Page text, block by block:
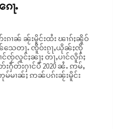
ႃႉ
ၵၢၼ် ၼႂ်းမိူင်းထႆး ၽၢၵ်ႈၼိူဝ်
သေတႃႉ ၸိူဝ်းၵႂႃႇယိုၼ်ႈၸို
ၸႂ်လူင်ႈၼႃႈ တႃႇပၢင်လိူၵ်ႈ
းႁၢင်ပီ 2020 ၼႆႉ ဢမ်ႇ